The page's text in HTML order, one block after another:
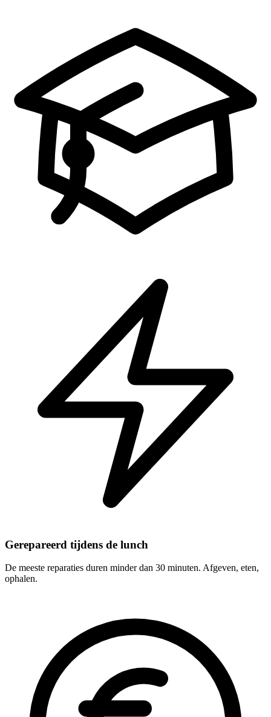
Gerepareerd tijdens de lunch
De meeste reparaties duren minder dan 30 minuten. Afgeven, eten,
ophalen.